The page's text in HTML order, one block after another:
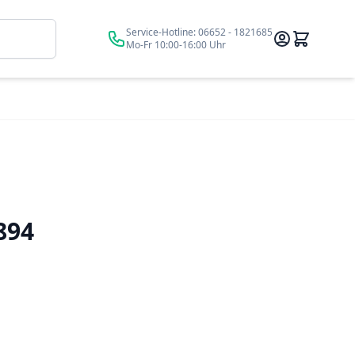
Suche Service-Hotline:06652 - 1821685
Mo-Fr 10:00-16:00 Uhr